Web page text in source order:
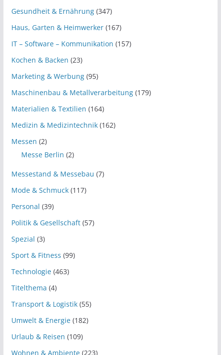
Gesundheit & Ernährung(347)
Haus, Garten & Heimwerker(167)
IT – Software – Kommunikation (157)
Kochen & Backen (23)
Marketing & Werbung(95)
Maschinenbau & Metallverarbeitung(179)
Materialien & Textilien (164)
Medizin & Medizintechnik(162)
Messen (2)
Messe Berlin (2)
Messestand & Messebau (7)
Mode & Schmuck(117)
Personal (39)
Politik & Gesellschaft(57)
Spezial (3)
Sport & Fitness (99)
Technologie(463)
Titelthema (4)
Transport & Logistik(55)
Umwelt & Energie(182)
Urlaub & Reisen (109)
Wohnen & Ambiente(223)